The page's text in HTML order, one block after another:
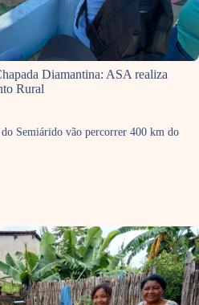
Diamantina: ASA realiza
Rural
do Semiárido vão percorrer 400 km do